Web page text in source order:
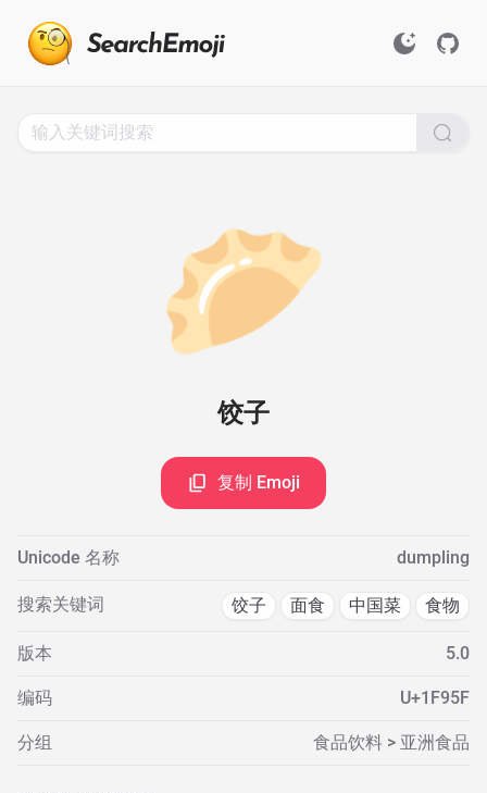
🥟
饺子
复制 Emoji
Unicode 名称 dumpling
搜索关键词 饺子 面食 中国菜 食物
版本 5.0
编码 U+1F95F
分组 食品饮料 > 亚洲食品